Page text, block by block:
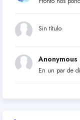
Sin título
Anonymous
En un par de